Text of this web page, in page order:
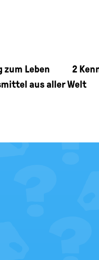
zum Leben
aus aller Welt